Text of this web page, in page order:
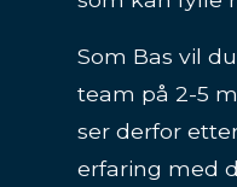
I rollen som
ansvarlig for
deg som har
tidligere